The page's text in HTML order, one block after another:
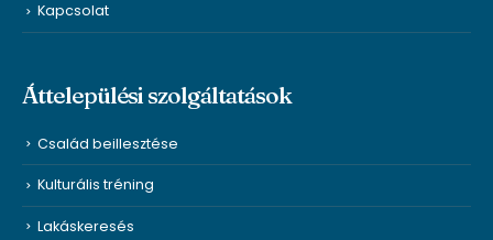
Kapcsolat
Áttelepülési szolgáltatások
Család beillesztése
Kulturális tréning
Lakáskeresés